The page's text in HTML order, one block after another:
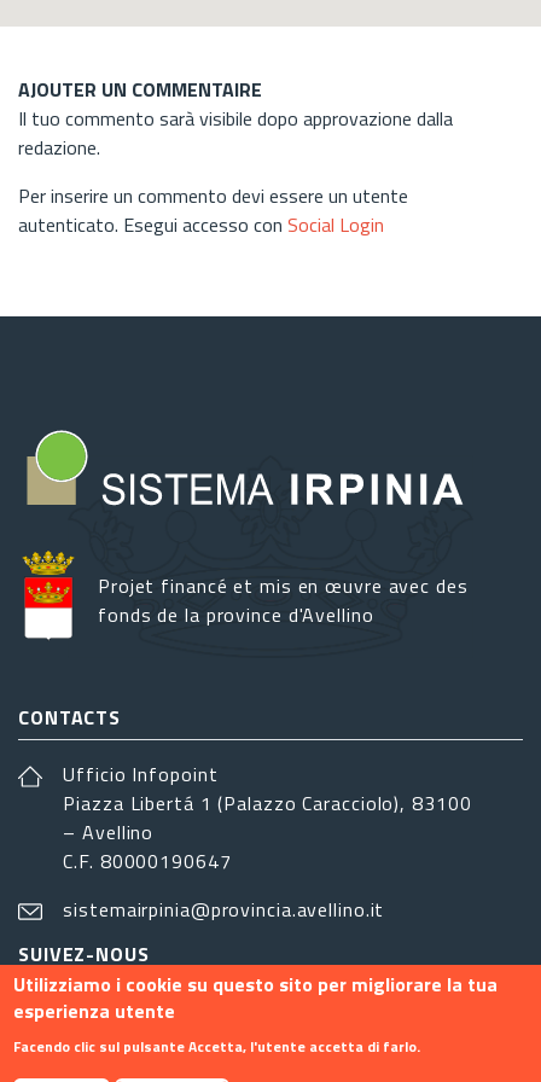
AJOUTER UN COMMENTAIRE
Il tuo commento sarà visibile dopo approvazione dalla
redazione.
Per inserire un commento devi essere un utente
autenticato. Esegui accesso con Social Login
Projet financé et mis en œuvre avec des
fonds de la province d'Avellino
CONTACTS
Ufficio Infopoint
Piazza Libertá 1 (Palazzo Caracciolo), 83100
– Avellino
C.F. 80000190647
sistemairpinia@provincia.avellino.it
SUIVEZ-NOUS
Utilizziamo i cookie su questo sito per migliorare la tua
esperienza utente
Facendo clic sul pulsante Accetta, l'utente accetta di farlo.